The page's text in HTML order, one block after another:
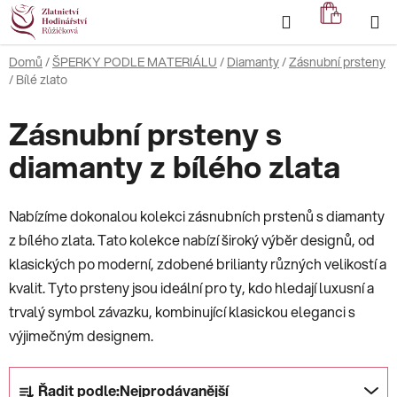
Přejít
na
obsah
Hledat
KOŠÍK
Domů /ŠPERKY PODLE MATERIÁLU / Diamanty/Zásnubní prsteny
/ Bílé zlato
Zásnubní prsteny s
diamanty z bílého zlata
Nabízíme dokonalou kolekci zásnubních prstenů s diamanty
z bílého zlata. Tato kolekce nabízí široký výběr designů, od
klasických po moderní, zdobené brilianty různých velikostí a
kvalit. Tyto prsteny jsou ideální pro ty, kdo hledají luxusní a
trvalý symbol závazku, kombinující klasickou eleganci s
výjimečným designem.
Ř Řadit podle:Nejprodávanější